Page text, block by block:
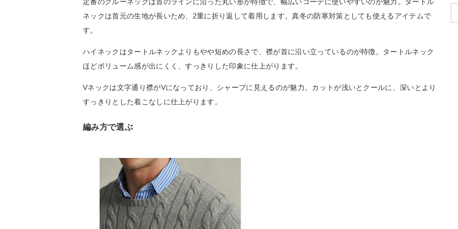
ネックは首元の生地が長いため、2重に折り返して着用します。真冬の防寒対策としても使えるアイテムで
す。
ハイネックはタートルネックよりもやや短めの長さで、襟が首に沿い立っているのが特徴。タートルネック
ほどボリューム感が出にくく、すっきりした印象に仕上がります。
Vネックは文字通り襟がVになっており、シャープに見えるのが魅力。カットが浅いとクールに、深いとより
すっきりとした着こなしに仕上がります。
編み方で選ぶ